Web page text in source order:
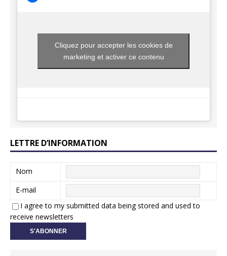
Cliquez pour accepter les cookies de
marketing et activer ce contenu
LETTRE D’INFORMATION
Nom
E-mail
I agree to my submitted data being stored and used to
receive newsletters